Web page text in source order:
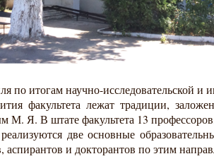
по итогам научно-исследовательской и
факультета лежат традиции,
М. Я. В штате факультета 13
две основные
аспирантов и докторантов по этим